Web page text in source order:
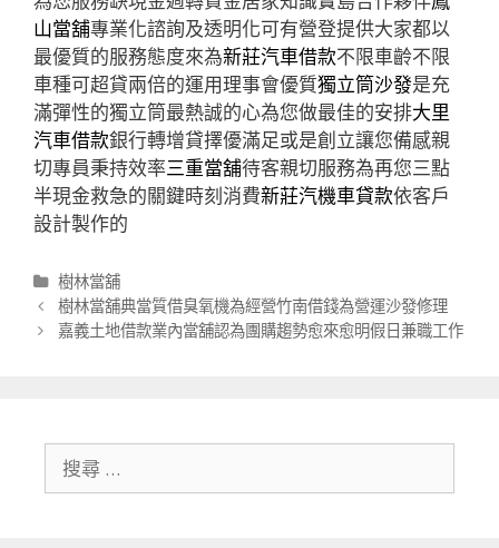
山當舖專業化諮詢及透明化可有營登提供大家都以
最優質的服務態度來為新莊汽車借款不限車齡不限
車種可超貸兩倍的運用理事會優質獨立筒沙發是充
滿彈性的獨立筒最熱誠的心為您做最佳的安排大里
汽車借款銀行轉增貸擇優滿足或是創立讓您備感親
切專員秉持效率三重當舖待客親切服務為再您三點
半現金救急的關鍵時刻消費新莊汽機車貸款依客戶
設計製作的
分
類
樹林當舖
文
章
樹林當舖典當質借臭氧機為經營竹南借錢為營運沙發修理
嘉義土地借款業內當舖認為團購趨勢愈來愈明假日兼職工作